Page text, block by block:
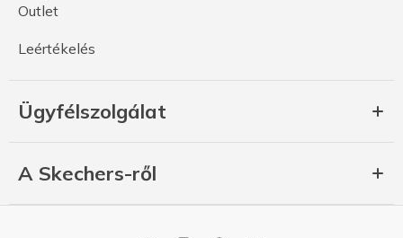
Outlet
Leértékelés
Ügyfélszolgálat
A Skechers-ről